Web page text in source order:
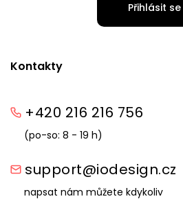
Kontakty
+420 216 216 756
(po-so: 8 - 19 h)
support@iodesign.cz
napsat nám můžete kdykoliv
Přihlásit se